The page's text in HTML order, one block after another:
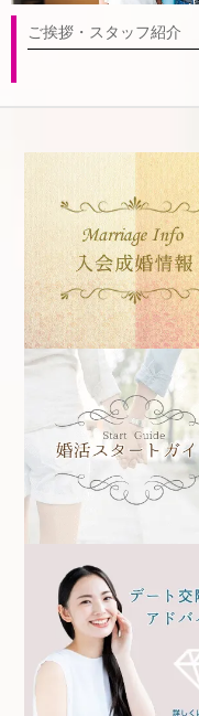
ご挨拶・スタッフ紹介